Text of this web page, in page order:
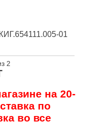
01
2
на 20-
по
во все